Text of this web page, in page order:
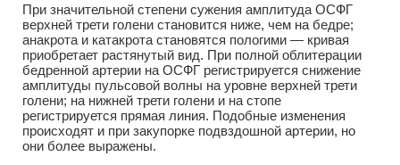
При значительной степени сужения амплитуда ОСФГ
верхней трети голени становится ниже, чем на бедре;
анакрота и катакрота становятся пологими — кривая
приобретает растянутый вид. При полной облитерации
бедренной артерии на ОСФГ регистрируется снижение
амплитуды пульсовой волны на уровне верхней трети
голени; на нижней трети голени и на стопе
регистрируется прямая линия. Подобные изменения
происходят и при закупорке подвздошной артерии, но
они более выражены.